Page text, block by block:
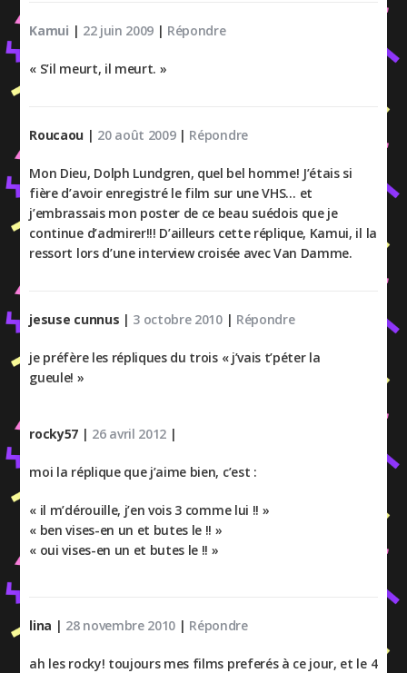
Kamui | 22 juin 2009 | Répondre
« S’il meurt, il meurt. »
Roucaou | 20 août 2009| Répondre
Mon Dieu, Dolph Lundgren, quel bel homme! J’étais si
fière d’avoir enregistré le film sur une VHS… et
j’embrassais mon poster de ce beau suédois que je
continue d’admirer!!! D’ailleurs cette réplique, Kamui, il la
ressort lors d’une interview croisée avec Van Damme.
jesuse cunnus | 3 octobre 2010| Répondre
je préfère les répliques du trois « j’vais t’péter la
gueule! »
rocky57 | 26 avril 2012 |
moi la réplique que j’aime bien, c’est :
« il m’dérouille, j’en vois 3 comme lui !! »
« ben vises-en un et butes le !! »
« oui vises-en un et butes le !! »
lina | 28 novembre 2010 | Répondre
ah les rocky! toujours mes films preferés à ce jour, et le 4